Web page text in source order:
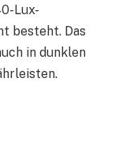
Lux-
besteht. Das
in dunklen